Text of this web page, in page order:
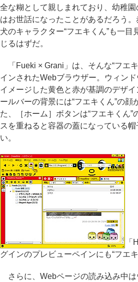
全な糊として親しまれており、幼稚
はお世話になったことがあるだろう
犬のキャラクター“フエキくん”も一目
じるはずだ。
「Fueki × Grani」は、そんな“フエ
インされたWebブラウザー。ウィンド
イメージした黄色と赤が基調のデザ
ールバーの背景には“フエキくん”の顔
た、［ホーム］ボタンは“フエキくん”
スを重ねると容器の蓋になっている
い。
グインのプレビューペインにも“フエ
さらに、Webページの読み込み中は